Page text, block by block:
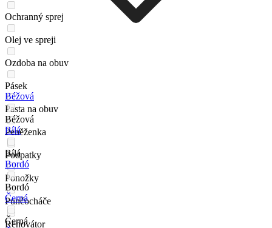
Ochranný sprej
Olej ve spreji
Ozdoba na obuv
Pásek
Pasta na obuv
Peněženka
Podpatky
Ponožky
Punčocháče
Renovátor
Béžová
Béžová
Bílá
Bílá
Bordó
Bordó
Černá
Černá